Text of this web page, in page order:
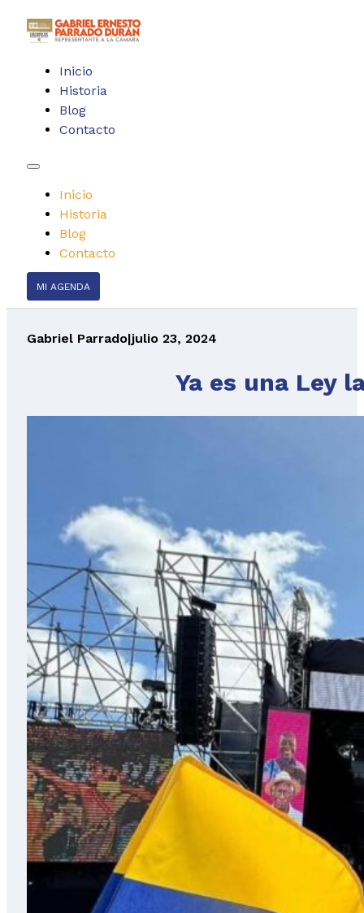
Inicio
Historia
Blog
Contacto
Inicio
Historia
Blog
Contacto
MI AGENDA
Gabriel Parrado|julio 23, 2024
Ya es una Ley